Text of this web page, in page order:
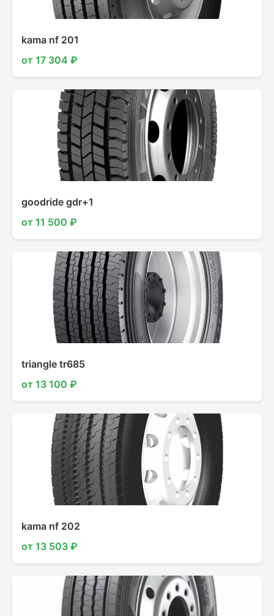
kama nf 201
от 17 304 ₽
goodride gdr+1
от 11 500 ₽
triangle tr685
от 13 100 ₽
kama nf 202
от 13 503 ₽